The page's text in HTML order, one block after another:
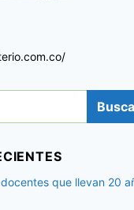
que llevan 20